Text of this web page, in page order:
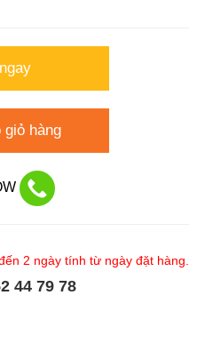
giỏ hàng
2 ngày tính từ ngày đặt hàng.
44 79 78